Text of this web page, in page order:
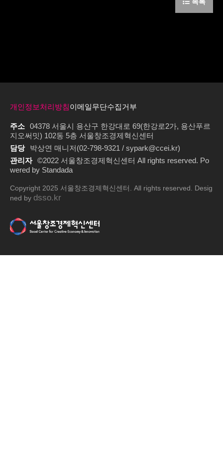
개인정보처리방침이메일무단수집거부
주소 04378 서울시 용산구 한강대로 69(한강로2가, 용산푸르
지오써밋) 102동 5층 서울창조경제혁신센터
담당
박상연 매니저(02-798-9321 / sypark@ccei.kr)
관리자 ©2022 서울창조경제혁신센터 All rights reserved. Po
wered by Standada
Copyright 2025 서울창조경제혁신센터. All rights reserved. Desig
ned by dsso.kr